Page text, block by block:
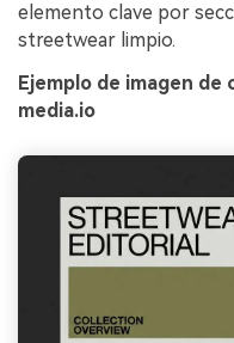
elemento clave por
streetwear limpio.
Ejemplo de imagen
media.io